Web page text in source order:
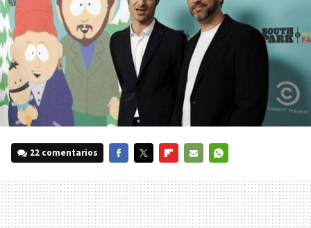
22 comentarios
MAIL